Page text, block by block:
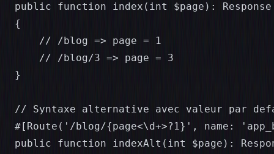
public function index(int $page): Response
{
    // /blog => page = 1
    // /blog/3 => page = 3
}
// Syntaxe alternative avec valeur par
#[Route('/blog/{page<\d+>?1}', name:
public function indexAlt(int $page):